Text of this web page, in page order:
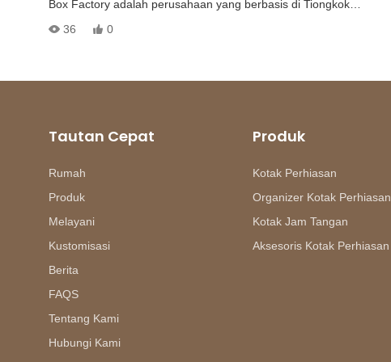
Box Factory adalah perusahaan yang berbasis di Tiongkok
yang mengkhususkan diri dalam kemasan perhiasan kustom.
Dengan memanfaatkan rantai pasokan yang matang dan
dan layanan pelanggan yang luar biasa.
Bermitra dengan Annaigee memungkinkan Anda untuk
memberikan kesan pertama yang kuat kepada klien perhiasan
Anda.
36 0
Tautan Cepat
Rumah
Produk
Melayani
Kustomisasi
Berita
FAQS
Tentang Kami
Hubungi Kami
Produk
Kotak Perhiasan
Organizer Kotak Perhiasan
Kotak Jam Tangan
Aksesoris Kotak Perhiasan